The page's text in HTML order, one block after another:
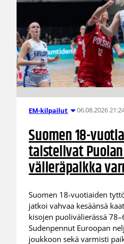
EM-kilpailut 06.08.2026
Suomen 18-
taistelivat
välieräpaikka
Suomen 18-vuotiaiden
jatkoi vahvaa kesäänsä
kisojen puolivälierässä
Sudenpennut Euroopan
joukkoon sekä varmisti